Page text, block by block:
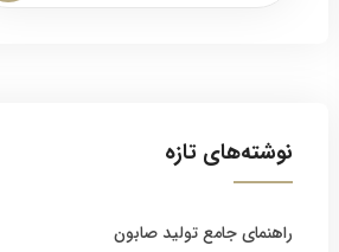
نوشته‌های تازه
راهنمای جامع تولید صابون